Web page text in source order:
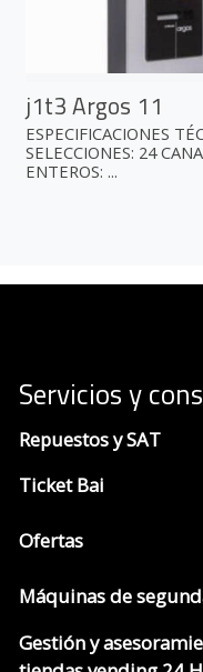
j1t3 Argos 11
ESPECIFICACIONES
SELECCIONES: 24
ENTEROS: ...
Servicios y
Repuestos y SAT
Ticket Bai
Ofertas
Máquinas de
Gestión y